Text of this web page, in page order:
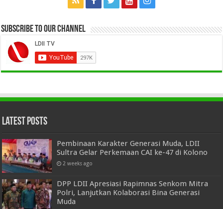
Subscribe to our Channel
Latest Posts
Pembinaan Karakter Generasi Muda, LDII
Sultra Gelar Perkemaan CAI ke-47 di Kolono
2 weeks ago
DPP LDII Apresiasi Rapimnas Senkom Mitra
Polri, Lanjutkan Kolaborasi Bina Generasi
Muda